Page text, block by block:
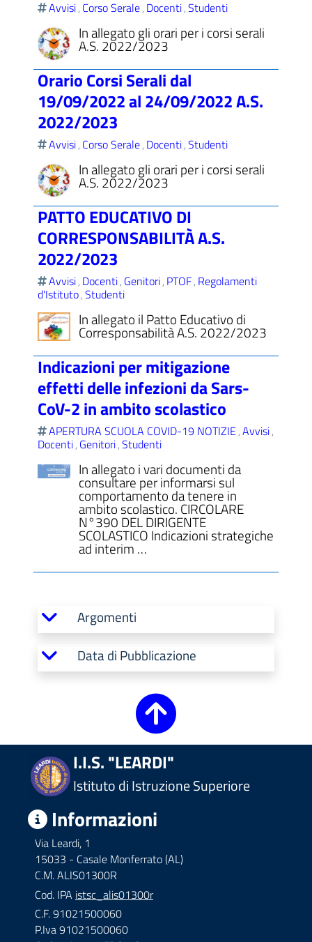
del sito
Avvisi, Corso Serale, Docenti,Studenti
In allegato gli orari per i corsi serali
A.S. 2022/2023
Orario Corsi Serali dal
19/09/2022 al 24/09/2022 A.S.
2022/2023
Avvisi, Corso Serale, Docenti,Studenti
In allegato gli orari per i corsi serali
A.S. 2022/2023
PATTO EDUCATIVO DI
CORRESPONSABILITÀ A.S.
2022/2023
Avvisi, Docenti, Genitori, PTOF, Regolamenti
d'Istituto,Studenti
In allegato il Patto Educativo di
Corresponsabilità A.S. 2022/2023
Indicazioni per mitigazione
effetti delle infezioni da Sars-
CoV-2 in ambito scolastico
APERTURA SCUOLA COVID-19 NOTIZIE,Avvisi,
Docenti, Genitori,Studenti
In allegato i vari documenti da
consultare per informarsi sul
comportamento da tenere in
ambito scolastico. CIRCOLARE
N°390 DEL DIRIGENTE
SCOLASTICO Indicazioni strategiche
ad interim …
Argomenti
Data di Pubblicazione
I.I.S. "LEARDI"
Istituto di Istruzione Superiore
Informazioni
Via Leardi, 1
15033 - Casale Monferrato (AL)
C.M. ALIS01300R
Cod. IPA istsc_alis01300r
C.F. 91021500060
P.Iva 91021500060